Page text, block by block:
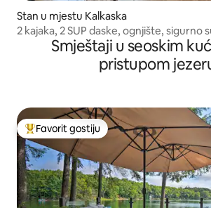
Stan u mjestu Kalkaska
2 kajaka, 2 SUP daske, ognjište, sigurno
Smještaji u seoskim
pristupom
Glavni favorit gostiju
Favorit gostiju